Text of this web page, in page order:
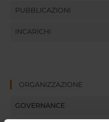
PUBBLICAZIONI
INCARICHI
ORGANIZZAZIONE
GOVERNANCE